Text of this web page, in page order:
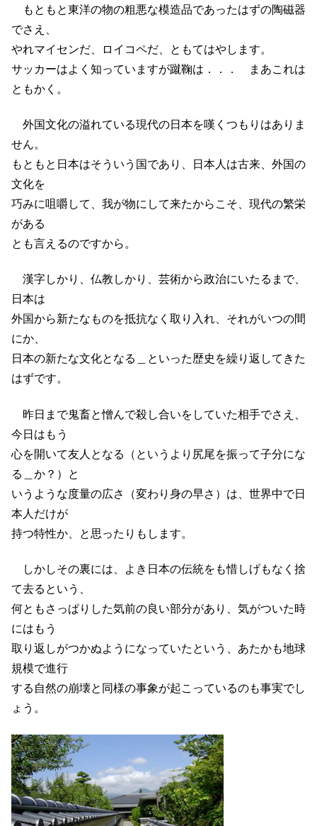
もともと東洋の物の粗悪な模造品であったはずの陶磁器
でさえ、
やれマイセンだ、ロイコペだ、ともてはやします。
サッカーはよく知っていますが蹴鞠は．．． まあこれは
ともかく。
外国文化の溢れている現代の日本を嘆くつもりはありま
せん。
もともと日本はそういう国であり、日本人は古来、外国の
文化を
巧みに咀嚼して、我が物にして来たからこそ、現代の繁栄
がある
とも言えるのですから。
漢字しかり、仏教しかり、芸術から政治にいたるまで、
日本は
外国から新たなものを抵抗なく取り入れ、それがいつの間
にか、
日本の新たな文化となる＿といった歴史を繰り返してきた
はずです。
昨日まで鬼畜と憎んで殺し合いをしていた相手でさえ、
今日はもう
心を開いて友人となる（というより尻尾を振って子分にな
る＿か？）と
いうような度量の広さ（変わり身の早さ）は、世界中で日
本人だけが
持つ特性か、と思ったりもします。
しかしその裏には、よき日本の伝統をも惜しげもなく捨
て去るという、
何ともさっぱりした気前の良い部分があり、気がついた時
にはもう
取り返しがつかぬようになっていたという、あたかも地球
規模で進行
する自然の崩壊と同様の事象が起こっているのも事実でし
ょう。